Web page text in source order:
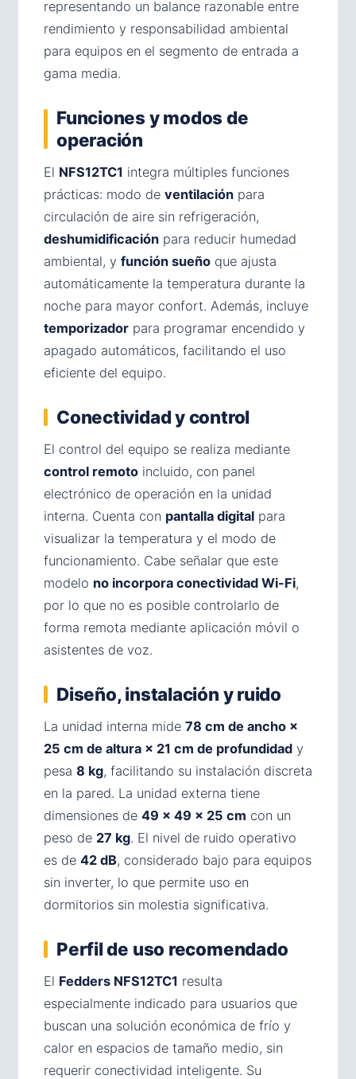
representando un balance razonable entre
rendimiento y responsabilidad ambiental
para equipos en el segmento de entrada a
gama media.
Funciones y modos de
operación
El NFS12TC1 integra múltiples funciones
prácticas: modo de ventilación para
circulación de aire sin refrigeración,
deshumidificación para reducir humedad
ambiental, y función sueño que ajusta
automáticamente la temperatura durante la
noche para mayor confort. Además, incluye
temporizador para programar encendido y
apagado automáticos, facilitando el uso
eficiente del equipo.
Conectividad y control
El control del equipo se realiza mediante
control remoto incluido, con panel
electrónico de operación en la unidad
interna. Cuenta con pantalla digital para
visualizar la temperatura y el modo de
funcionamiento. Cabe señalar que este
modelo no incorpora conectividad Wi-Fi,
por lo que no es posible controlarlo de
forma remota mediante aplicación móvil o
asistentes de voz.
Diseño, instalación y ruido
La unidad interna mide 78 cm de ancho ×
25 cm de altura × 21 cm de profundidad y
pesa 8 kg, facilitando su instalación discreta
en la pared. La unidad externa tiene
dimensiones de 49 × 49 × 25 cm con un
peso de 27 kg. El nivel de ruido operativo
es de 42 dB, considerado bajo para equipos
sin inverter, lo que permite uso en
dormitorios sin molestia significativa.
Perfil de uso recomendado
El Fedders NFS12TC1 resulta
especialmente indicado para usuarios que
buscan una solución económica de frío y
calor en espacios de tamaño medio, sin
requerir conectividad inteligente. Su